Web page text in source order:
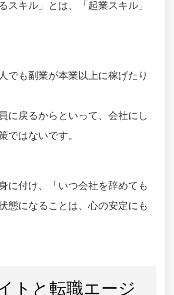
スキル」とは、「起業スキル」
でも副業が本業以上に稼げたり
に戻るからといって、会社にし
ではないです。
に付け、「いつ会社を辞めても
態になることは、心の安定にも
トと転職エージ